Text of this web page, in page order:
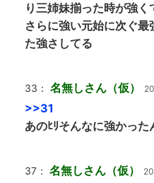
り三姉妹揃った時が強く
さらに強い元始に次ぐ
た強さしてる
33： 名無しさん（仮）
>>31
あのﾋﾘそんなに強かっ
37： 名無しさん（仮）